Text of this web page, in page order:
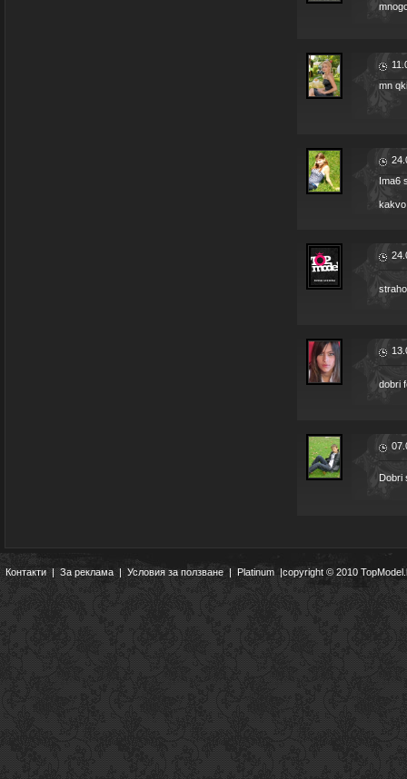
mn
Ima6
dobri
Dobri
Контакти|За реклама | Условия за ползване | Platinum |copyright © 2010